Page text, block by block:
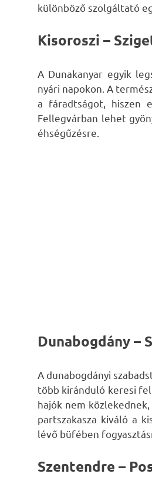
különböző szolgáltató
Kisoroszi –
A Dunakanyar egyik
nyári napokon. A
a fáradtságot, hiszen
Fellegvárban lehet
éhségűzésre.
Dunabogdány –
A dunabogdányi
több kiránduló keresi
hajók nem
partszakasza kiváló a
lévő büfében
Szentendre –